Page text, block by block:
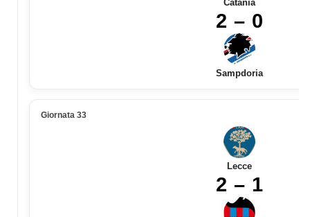
Catania
2 – 0
Sampdoria
Giornata 33
Lecce
2 – 1